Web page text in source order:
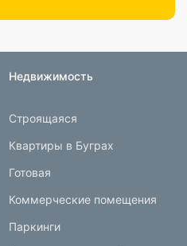
Недвижимость
Строящаяся
Квартиры в Буграх
Готовая
Коммерческие помещения
Паркинги